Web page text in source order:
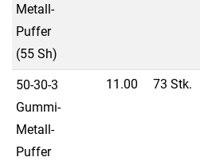
Metall-
Puffer
(55 Sh)
50-30-3
Gummi-
Metall-
Puffer
11.00 73 Stk.